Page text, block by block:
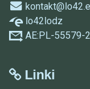
lo42lodz
AE:PL-55579-
Linki